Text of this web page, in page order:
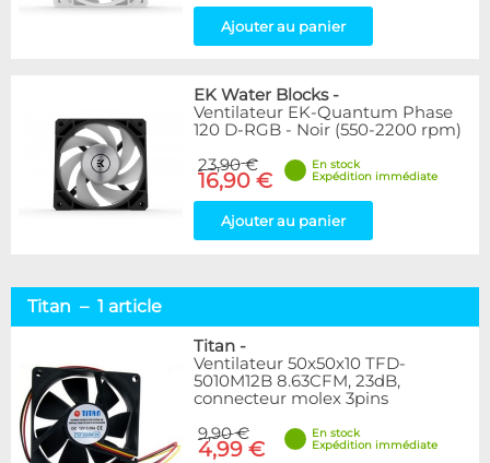
Ajouter au panier
EK Water Blocks-
Ventilateur EK-Quantum Phase
120 D-RGB - Noir (550-2200 rpm)
23,90 €
16,90 €
En stock
Expédition immédiate
Ajouter au panier
Titan – 1 article
Titan -
Ventilateur 50x50x10 TFD-
5010M12B 8.63CFM, 23dB,
connecteur molex 3pins
9,90 €
4,99 €
En stock
Expédition immédiate